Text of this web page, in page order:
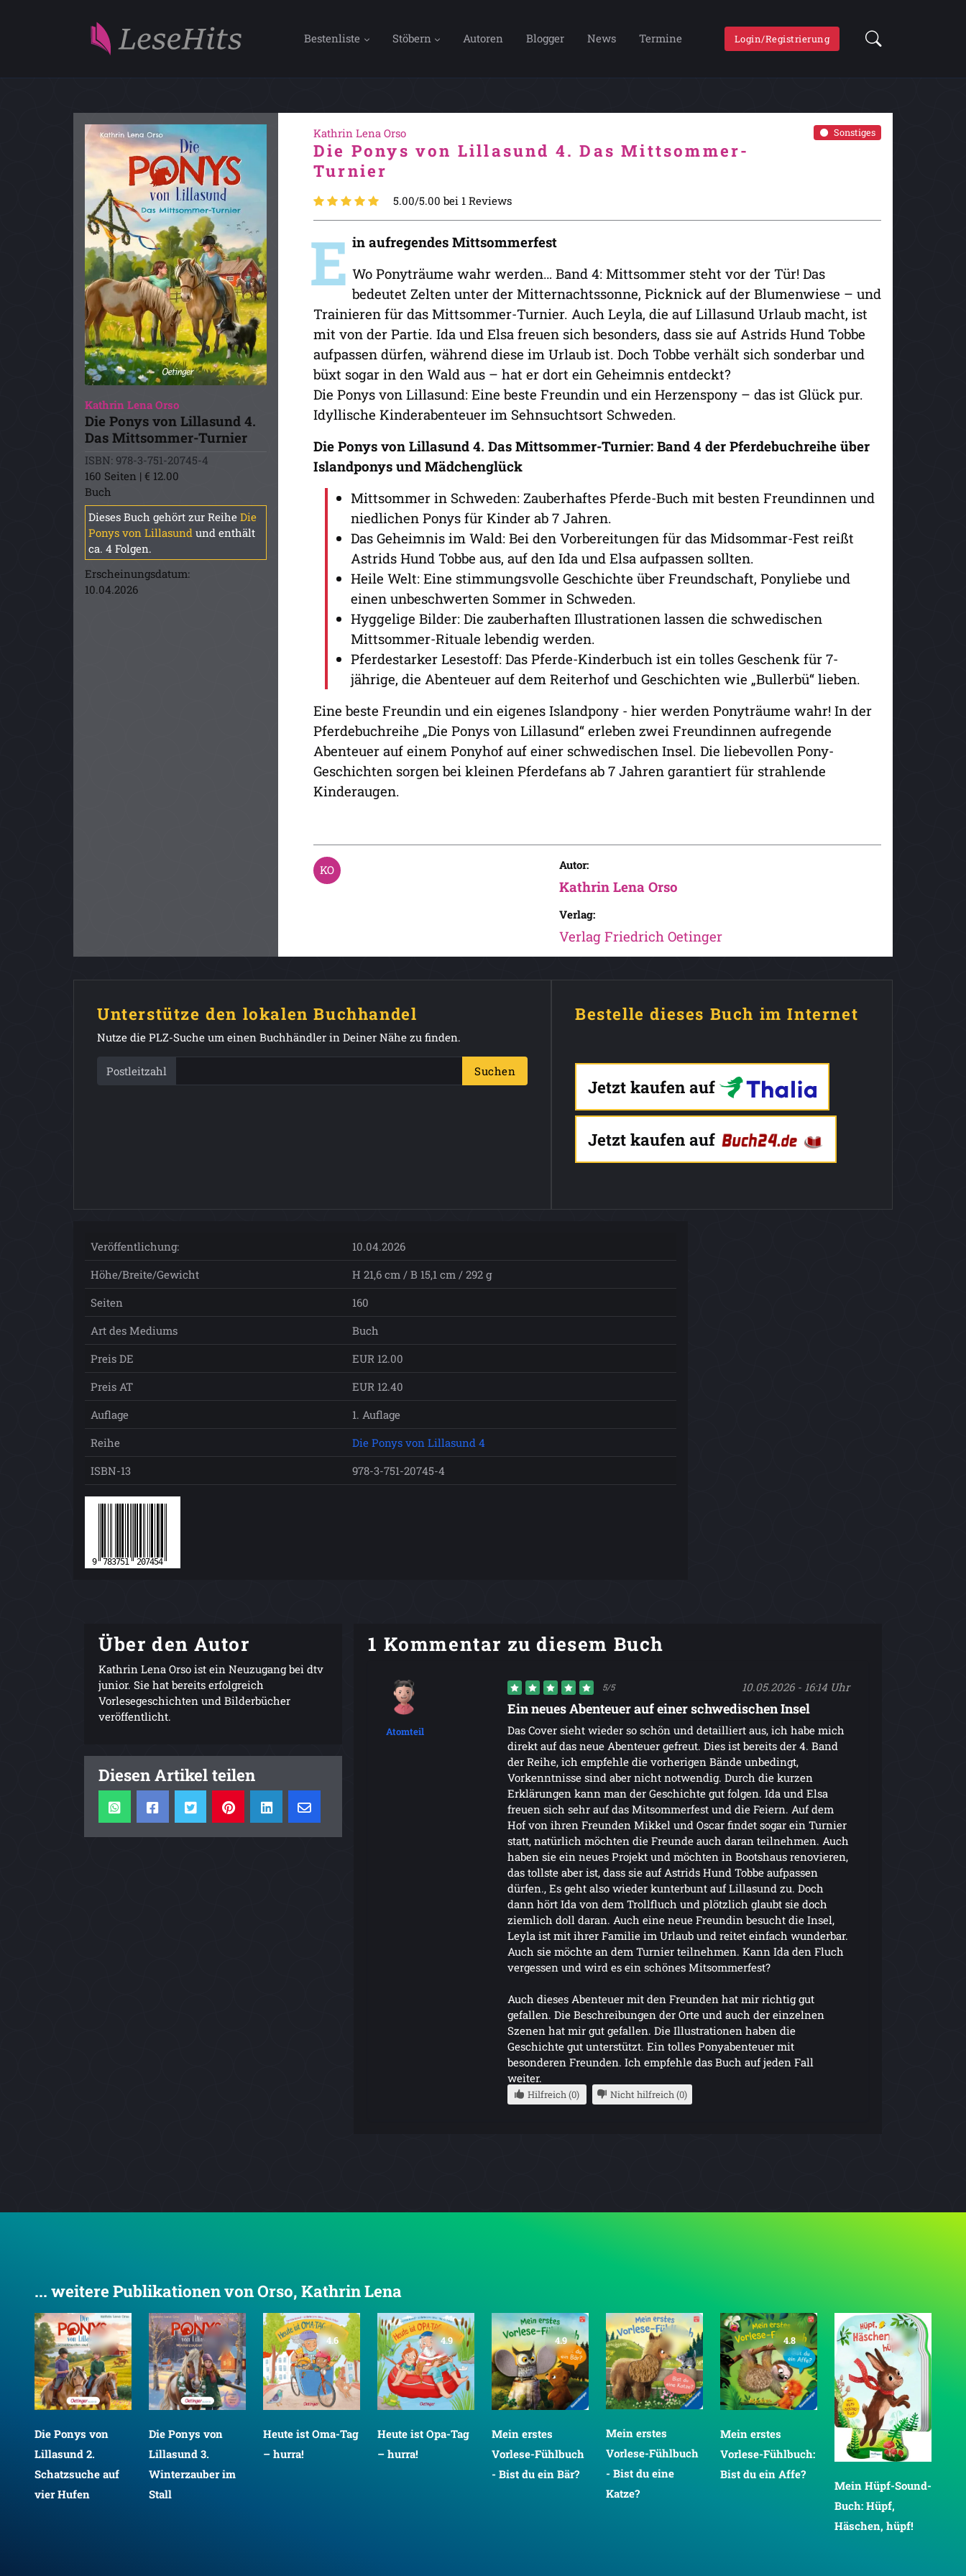
Bestenliste Stöbern Autoren Blogger News Termine Login/Registrierung
Kathrin Lena Orso
Die Ponys von Lillasund 4.
Das Mittsommer-Turnier
ISBN: 978-3-751-20745-4
160 Seiten | € 12.00
Buch
Dieses Buch gehört zur Reihe Die
Ponys von Lillasund und enthält
ca. 4 Folgen.
Erscheinungsdatum:
10.04.2026
Sonstiges
Kathrin Lena Orso
Die Ponys von Lillasund 4. Das Mittsommer-
Turnier
5.00/5.00 bei 1 Reviews
E in aufregendes Mittsommerfest
Wo Ponyträume wahr werden… Band 4: Mittsommer steht vor der Tür! Das
bedeutet Zelten unter der Mitternachtssonne, Picknick auf der Blumenwiese – und
Trainieren für das Mittsommer-Turnier. Auch Leyla, die auf Lillasund Urlaub macht, ist
mit von der Partie. Ida und Elsa freuen sich besonders, dass sie auf Astrids Hund Tobbe
aufpassen dürfen, während diese im Urlaub ist. Doch Tobbe verhält sich sonderbar und
büxt sogar in den Wald aus – hat er dort ein Geheimnis entdeckt?
Die Ponys von Lillasund: Eine beste Freundin und ein Herzenspony – das ist Glück pur.
Idyllische Kinderabenteuer im Sehnsuchtsort Schweden.
Die Ponys von Lillasund 4. Das Mittsommer-Turnier: Band 4 der Pferdebuchreihe über
Islandponys und Mädchenglück
Mittsommer in Schweden: Zauberhaftes Pferde-Buch mit besten Freundinnen und
niedlichen Ponys für Kinder ab 7 Jahren.
Das Geheimnis im Wald: Bei den Vorbereitungen für das Midsommar-Fest reißt
Astrids Hund Tobbe aus, auf den Ida und Elsa aufpassen sollten.
Heile Welt: Eine stimmungsvolle Geschichte über Freundschaft, Ponyliebe und
einen unbeschwerten Sommer in Schweden.
Hyggelige Bilder: Die zauberhaften Illustrationen lassen die schwedischen
Mittsommer-Rituale lebendig werden.
Pferdestarker Lesestoff: Das Pferde-Kinderbuch ist ein tolles Geschenk für 7-
jährige, die Abenteuer auf dem Reiterhof und Geschichten wie „Bullerbü“ lieben.
Eine beste Freundin und ein eigenes Islandpony - hier werden Ponyträume wahr! In der
Pferdebuchreihe „Die Ponys von Lillasund“ erleben zwei Freundinnen aufregende
Abenteuer auf einem Ponyhof auf einer schwedischen Insel. Die liebevollen Pony-
Geschichten sorgen bei kleinen Pferdefans ab 7 Jahren garantiert für strahlende
Kinderaugen.
Autor:
Kathrin Lena Orso
Verlag:
Verlag Friedrich Oetinger
Unterstütze den lokalen Buchhandel
Nutze die PLZ-Suche um einen Buchhändler in Deiner Nähe zu finden.
Postleitzahl Suchen
Bestelle dieses Buch im Internet
Jetzt kaufen auf
Jetzt kaufen auf
Veröffentlichung:
10.04.2026
Höhe/Breite/Gewicht
H 21,6 cm / B 15,1 cm / 292 g
Seiten
160
Art des Mediums
Buch
Preis DE
EUR 12.00
Preis AT
EUR 12.40
Auflage
1. Auflage
Reihe
Die Ponys von Lillasund 4
ISBN-13
978-3-751-20745-4
Über den Autor
Kathrin Lena Orso ist ein Neuzugang bei dtv
junior. Sie hat bereits erfolgreich
Vorlesegeschichten und Bilderbücher
veröffentlicht.
Diesen Artikel teilen
1 Kommentar zu diesem Buch
Atomteil
5/5 10.05.2026 - 16:14 Uhr
Ein neues Abenteuer auf einer schwedischen Insel
Das Cover sieht wieder so schön und detailliert aus, ich habe mich
direkt auf das neue Abenteuer gefreut. Dies ist bereits der 4. Band
der Reihe, ich empfehle die vorherigen Bände unbedingt,
Vorkenntnisse sind aber nicht notwendig. Durch die kurzen
Erklärungen kann man der Geschichte gut folgen. Ida und Elsa
freuen sich sehr auf das Mitsommerfest und die Feiern. Auf dem
Hof von ihren Freunden Mikkel und Oscar findet sogar ein Turnier
statt, natürlich möchten die Freunde auch daran teilnehmen. Auch
haben sie ein neues Projekt und möchten in Bootshaus renovieren,
das tollste aber ist, dass sie auf Astrids Hund Tobbe aufpassen
dürfen., Es geht also wieder kunterbunt auf Lillasund zu. Doch
dann hört Ida von dem Trollfluch und plötzlich glaubt sie doch
ziemlich doll daran. Auch eine neue Freundin besucht die Insel,
Leyla ist mit ihrer Familie im Urlaub und reitet einfach wunderbar.
Auch sie möchte an dem Turnier teilnehmen. Kann Ida den Fluch
vergessen und wird es ein schönes Mitsommerfest?
Auch dieses Abenteuer mit den Freunden hat mir richtig gut
gefallen. Die Beschreibungen der Orte und auch der einzelnen
Szenen hat mir gut gefallen. Die Illustrationen haben die
Geschichte gut unterstützt. Ein tolles Ponyabenteuer mit
besonderen Freunden. Ich empfehle das Buch auf jeden Fall
weiter.
Hilfreich (0) Nicht hilfreich (0)
... weitere Publikationen von Orso, Kathrin Lena
Die Ponys von
Lillasund 2.
Schatzsuche auf
vier Hufen
Die Ponys von
Lillasund 3.
Winterzauber im
Stall
4.6
Heute ist Oma-Tag
– hurra!
4.9
Heute ist Opa-Tag
– hurra!
4.9
Mein erstes
Vorlese-Fühlbuch
- Bist du ein Bär?
Mein erstes
Vorlese-Fühlbuch
- Bist du eine
Katze?
4.8
Mein erstes
Vorlese-Fühlbuch:
Bist du ein Affe?
Mein Hüpf-Sound-
Buch: Hüpf,
Häschen, hüpf!